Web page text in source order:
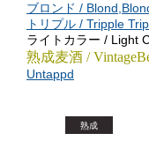
ブロンド /
トリプル / Tripple
ライトカラー / Light
熟成麦酒 /
Untappd